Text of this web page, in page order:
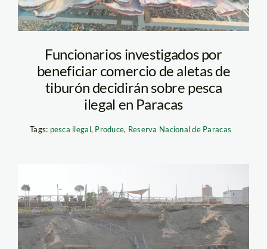
Funcionarios investigados por
beneficiar comercio de aletas de
tiburón decidirán sobre pesca
ilegal en Paracas
Tags: pesca ilegal, Produce, Reserva Nacional de Paracas
hotel paracas_